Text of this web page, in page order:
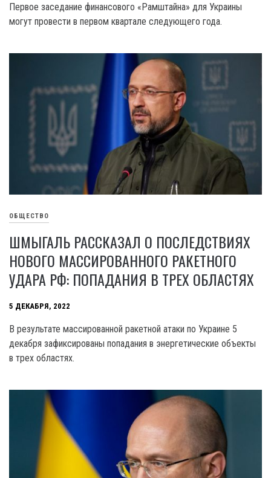
Первое заседание финансового «Рамштайна» для Украины
могут провести в первом квартале следующего года.
ОБЩЕСТВО
ШМЫГАЛЬ РАССКАЗАЛ О ПОСЛЕДСТВИЯХ
НОВОГО МАССИРОВАННОГО РАКЕТНОГО
УДАРА РФ: ПОПАДАНИЯ В ТРЕХ ОБЛАСТЯХ
5 ДЕКАБРЯ, 2022
В результате массированной ракетной атаки по Украине 5
декабря зафиксированы попадания в энергетические объекты
в трех областях.